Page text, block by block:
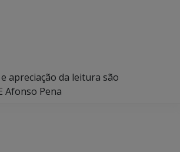
apreciação da leitura são
Afonso Pena